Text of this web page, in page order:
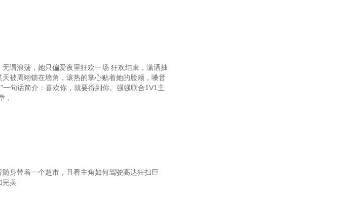
友一号 第108章 舍友二号
英荟萃
短诗（十） 第123章 童话VS短诗（十一）
狱（十三）
谓浪荡，她只偏爱夜里狂欢一场 狂欢结束，潇洒抽
被周翊锁在墙角，滚热的掌心贴着她的脸颊，嗓音
一句话简介：喜欢你，就要得到你。强强联合1V1主
，
身带着一个超市，且看主角如何驾驶高达狂扫巨
完美